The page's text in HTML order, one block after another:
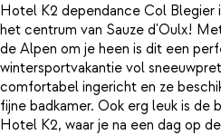
Hotel K2 dependance Col Blegier
het centrum van Sauze d'Oulx!
de Alpen om je heen is dit een
wintersportvakantie vol
comfortabel ingericht en ze
fijne badkamer. Ook erg leuk is de
Hotel K2, waar je na een dag op